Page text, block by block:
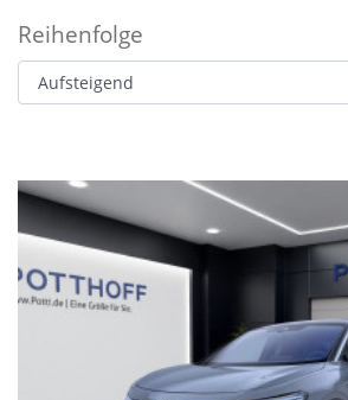
Reihenfolge